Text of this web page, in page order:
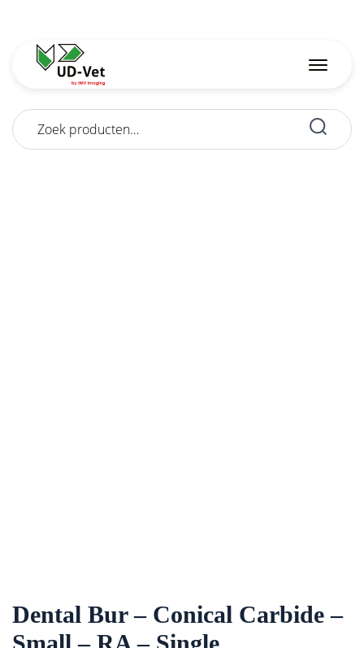
Zoeken
naar:
Dental Bur – Conical Carbide –